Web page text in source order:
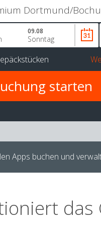
09.08
Sonntag
Apps buchen und
das